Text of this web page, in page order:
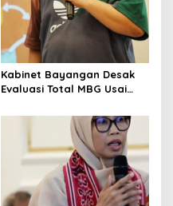
Kabinet Bayangan Desak
Evaluasi Total MBG Usai
Massal